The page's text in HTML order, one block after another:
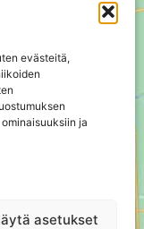
evästeitä,
ja
asetukset